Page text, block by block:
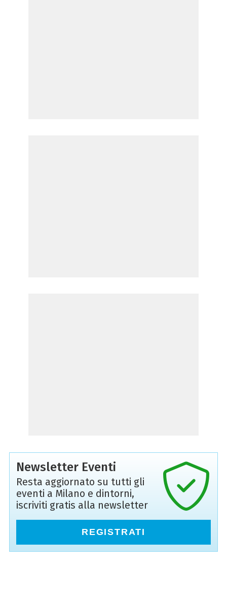
Newsletter Eventi
Resta aggiornato su tutti gli
eventi a Milano e dintorni,
iscriviti gratis alla newsletter
REGISTRATI